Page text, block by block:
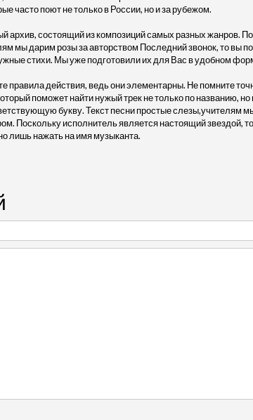
часто поют не только в России, но и за рубежом.
архив, состоящий из композиций самых разных жанров.
мы дарим розы за авторством Последний звонок, то вы
стихи. Мы уже подготовили их для Вас в удобном
правила действия, ведь они элементарны. Не помните
поможет найти нужый трек не только по названию, но
букву. Текст песни простые слезы,учителям
Поскольку исполнитель является настоящий звездой,
лишь нажать на имя музыканта.